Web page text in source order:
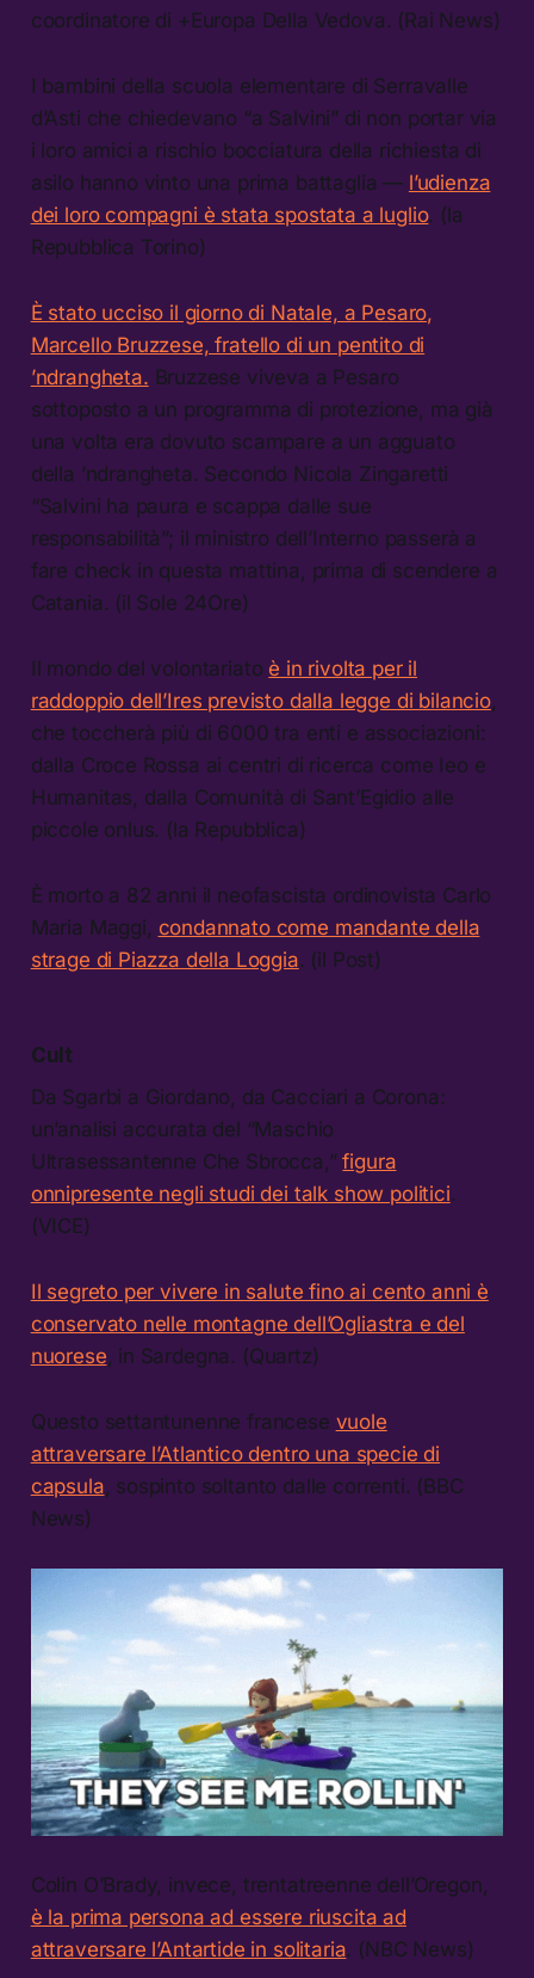
coordinatore di +Europa Della Vedova. (Rai News)
I bambini della scuola elementare di Serravalle
d’Asti che chiedevano “a Salvini” di non portar via
i loro amici a rischio bocciatura della richiesta di
asilo hanno vinto una prima battaglia — l’udienza
dei loro compagni è stata spostata a luglio. (la
Repubblica Torino)
È stato ucciso il giorno di Natale, a Pesaro,
Marcello Bruzzese, fratello di un pentito di
’ndrangheta. Bruzzese viveva a Pesaro
sottoposto a un programma di protezione, ma già
una volta era dovuto scampare a un agguato
della ’ndrangheta. Secondo Nicola Zingaretti
“Salvini ha paura e scappa dalle sue
responsabilità”; il ministro dell’Interno passerà a
fare check in questa mattina, prima di scendere a
Catania. (il Sole 24Ore)
Il mondo del volontariato è in rivolta per il
raddoppio dell’Ires previsto dalla legge di bilancio,
che toccherà più di 6000 tra enti e associazioni:
dalla Croce Rossa ai centri di ricerca come Ieo e
Humanitas, dalla Comunità di Sant’Egidio alle
piccole onlus. (la Repubblica)
È morto a 82 anni il neofascista ordinovista Carlo
Maria Maggi, condannato come mandante della
strage di Piazza della Loggia. (il Post)
Cult
Da Sgarbi a Giordano, da Cacciari a Corona:
un’analisi accurata del “Maschio
Ultrasessantenne Che Sbrocca,”figura
onnipresente negli studi dei talk show politici.
(VICE)
Il segreto per vivere in salute fino ai cento anni è
conservato nelle montagne dell’Ogliastra e del
nuorese, in Sardegna. (Quartz)
Questo settantunenne francese vuole
attraversare l’Atlantico dentro una specie di
capsula, sospinto soltanto dalle correnti. (BBC
News)
Colin O’Brady, invece, trentatreenne dell’Oregon,
è la prima persona ad essere riuscita ad
attraversare l’Antartide in solitaria. (NBC News)